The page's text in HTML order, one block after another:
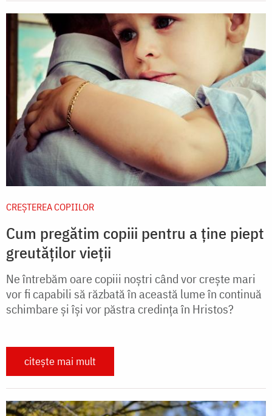
CREŞTEREA COPIILOR
Cum pregătim copiii pentru a ține piept
greutăților vieții
Ne întrebăm oare copiii noştri când vor creşte mari
vor fi capabili să răzbată în această lume în continuă
schimbare şi îşi vor păstra credinţa în Hristos?
citește mai mult